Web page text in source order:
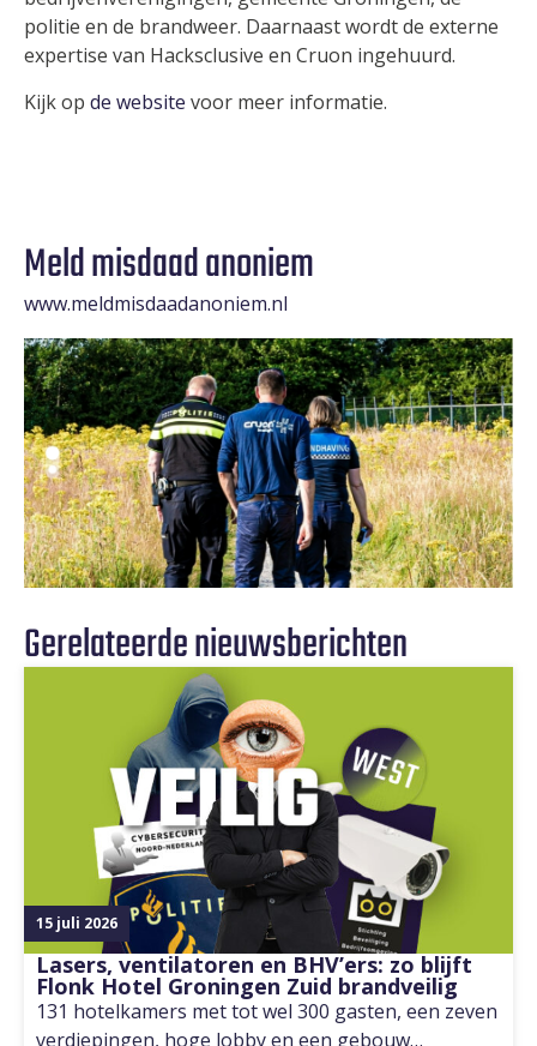
politie en de brandweer. Daarnaast wordt de externe
expertise van Hacksclusive en Cruon ingehuurd.
Kijk op de website voor meer informatie.
Meld misdaad anoniem
www.meldmisdaadanoniem.nl
Gerelateerde nieuwsberichten
15 juli 2026
Lasers, ventilatoren en BHV’ers: zo blijft
Flonk Hotel Groningen Zuid brandveilig
131 hotelkamers met tot wel 300 gasten, een zeven
verdiepingen, hoge lobby en een gebouw…